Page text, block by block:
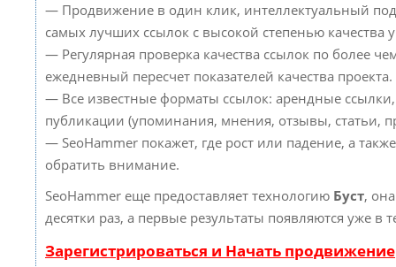
— Продвижение в один клик, интеллектуальный
самых лучших ссылок с высокой степенью качества
— Регулярная проверка качества ссылок по более
ежедневный пересчет показателей качества проекта.
— Все известные форматы ссылок: арендные
публикации (упоминания, мнения, отзывы, статьи,
— SeoHammer покажет, где рост или падение, а
обратить внимание.
SeoHammer еще предоставляет технологию Буст,
десятки раз, а первые результаты появляются уже в
Зарегистрироваться и Начать продвижение